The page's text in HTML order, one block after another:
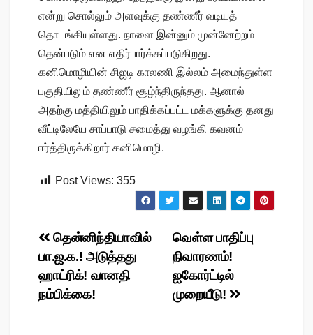
என்று சொல்லும் அளவுக்கு தண்ணீர் வடியத்
தொடங்கியுள்ளது. நாளை இன்னும் முன்னேற்றம்
தென்படும் என எதிர்பார்க்கப்படுகிறது.
கனிமொழியின் சிஐடி காலணி இல்லம் அமைந்துள்ள
பகுதியிலும் தண்ணீர் சூழ்ந்திருந்தது. ஆனால்
அதற்கு மத்தியிலும் பாதிக்கப்பட்ட மக்களுக்கு தனது
வீட்டிலேயே சாப்பாடு சமைத்து வழங்கி கவனம்
ஈர்த்திருக்கிறார் கனிமொழி.
Post Views: 355
Post
navigation
வெள்ள பாதிப்பு
நிவாரணம்!
ஐகோர்ட்டில்
முறையீடு!
தென்னிந்தியாவில்
பா.ஜ.க.! அடுத்தது
ஹாட்ரிக்! வானதி
நம்பிக்கை!